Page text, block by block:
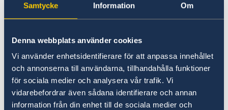
Samtycke Information Om
Denna webbplats använder cookies
Vi använder enhetsidentifierare för att anpassa innehållet
och annonserna till användarna, tillhandahålla funktioner
för sociala medier och analysera vår trafik. Vi
vidarebefordrar även sådana identifierare och annan
information från din enhet till de sociala medier och
Ambassadens reception har telefontid 09.00-
ambassaden.skopje@gov.se
Migrationssektionens telefontid är 14.00-15.00,
måndag, tisdag, onsdag, och torsdag. E-post:
ambassaden.skopje-visum@gov.se